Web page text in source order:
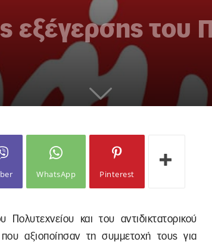
εξέγερσης του
WhatsApp Pinterest
και του αντιδικτατορικού
που αξιοποίησαν τη συμμετοχή τους για